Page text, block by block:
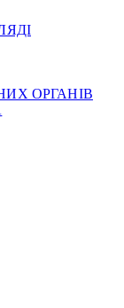
ОРГАНІВ